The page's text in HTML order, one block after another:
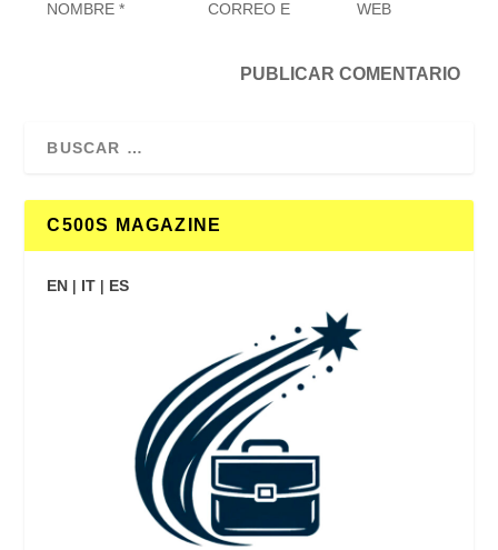
C500S MAGAZINE
EN | IT | ES